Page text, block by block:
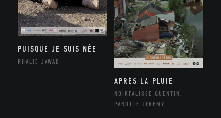
PUISQUE JE SUIS NÉE
RHALIB JAWAD
APRÈS LA PLUIE
NOIRFALISSE QUENTIN,
PAROTTE JEREMY